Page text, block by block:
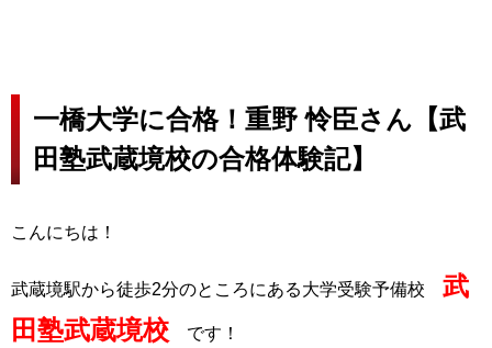
一橋大学に合格！重野 怜臣さん【武
田塾武蔵境校の合格体験記】
こんにちは！
武蔵境駅から徒歩2分のところにある大学受験予備校 武
田塾武蔵境校 です！